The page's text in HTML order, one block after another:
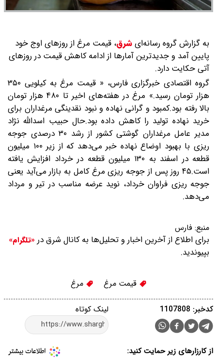
به گزارش گروه رسانه‌ایشرق، قیمت مرغ از روزهای اوج خود
پایین آمد و جدیدترین آمارها از ادامه کاهش قیمت در روزهای
آتی حکایت دارد.
گروه اقتصادی خبرگزاری فارس، « قیمت مرغ به کیلویی ۳۵۰
هزار تومان رسید.» مرغ در هفته‌های اخیر تا ۴۸۰ هزار تومان
بالا رفته بود.کمبود و گرانی نهاده و نبود نقدینگی مرغداران برای
خرید نهاده تولید را کاهش داده بود.حال حبیب اسدالله نژاد
مدیر عامل مرغداران گوشتی کشور از رشد ۳۰ درصدی جوجه
ریزی با بهبود اوضاع نهاده خبر می‌دهد که از زیر ۱۰۰ میلیون
قطعه در اسفند به ۱۳۰ میلیون قطعه در خرداد افزایش یافته
است.۴۵ روز پس از جوجه ریزی مرغ کامل به بازار می‌آید یعنی
جوجه ریزی فراوان خرداد، نوید عرضه مناسب در تیر و مرداد
می‌دهد.
منبع: فارس
برای اطلاع از آخرین اخبار و تحلیل‌ها به کانال شرق در «تلگرام»
بپیوندید.
قیمت مرغ مرغ
لینک کوتاه کدخبر: 1107808
از کارزارهای زیر حمایت کنید: